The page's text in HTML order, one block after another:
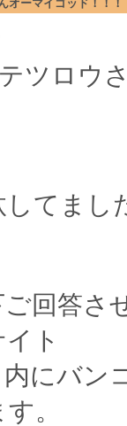
オーマイゴッド！！！
ツロウ
してま
回答さ
ト
にバン
。